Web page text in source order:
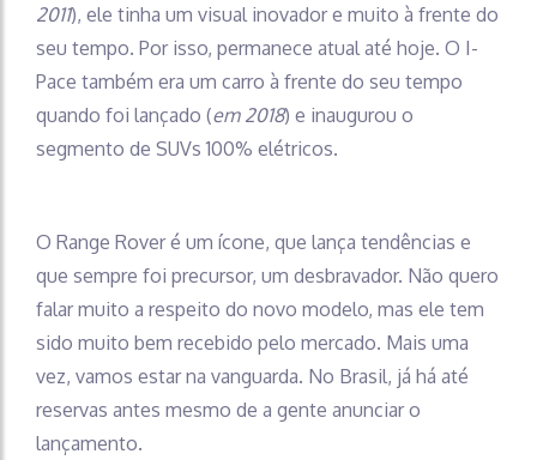
2011), ele tinha um visual inovador e muito à frente do
seu tempo. Por isso, permanece atual até hoje. O I-
Pace também era um carro à frente do seu tempo
quando foi lançado (em 2018) e inaugurou o
segmento de SUVs 100% elétricos.
O Range Rover é um ícone, que lança tendências e
que sempre foi precursor, um desbravador. Não quero
falar muito a respeito do novo modelo, mas ele tem
sido muito bem recebido pelo mercado. Mais uma
vez, vamos estar na vanguarda. No Brasil, já há até
reservas antes mesmo de a gente anunciar o
lançamento.